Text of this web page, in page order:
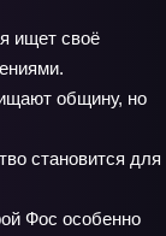
ищет своё
общину, но
становится для
Фос особенно